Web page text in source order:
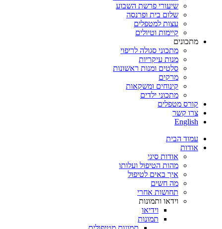
שיעורי פרשת השבוע
שלום בית ופרנסה
עצות למטפלים
קיימות וטיולים
מתכונים
מתכוני סגולה לריפוי
מנות עיקריות
סלטים ומנות ראשונות
מרקים
קינוחים ומשקאות
מתכוני ילדים
קורס מטפלים
צרו קשר
English
עמוד הבית
אודות
אודות סיגי
מהות הטיפול ועלותו
איך באים לטיפול
מה חשים
תחושות אחרי
וידאו ותמונות
וידיאו
תמונות